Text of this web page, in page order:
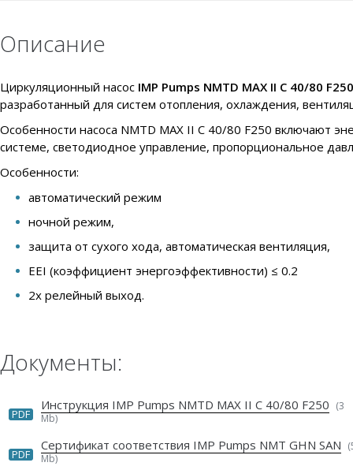
Описание
Циркуляционный насос IMP Pumps NMTD MAX II C 40/80 F250
разработанный для систем отопления, охлаждения,
Особенности насоса NMTD MAX II C 40/80 F250 включают
системе, светодиодное управление, пропорциональное
Особенности:
автоматический режим
ночной режим,
защита от сухого хода, автоматическая вентиляция,
EEI (коэффициент энергоэффективности) ≤ 0.2
2x релейный выход.
Документы:
PDF
Инструкция IMP Pumps NMTD MAX II C 40/80 F250 (3
Mb)
PDF
Сертификат соответствия IMP Pumps NMT GHN SAN
Mb)